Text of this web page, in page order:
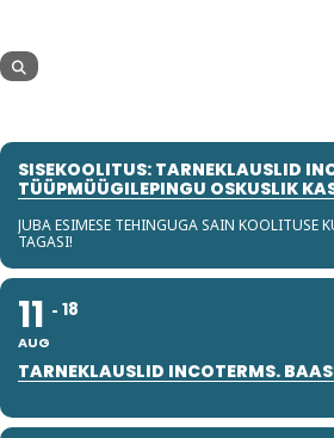
SISEKOOLITUS: TARNEKLAUSLID
TÜÜPMÜÜGILEPINGU OSKUSLIK
JUBA ESIMESE TEHINGUGA SAIN KOOLITUSE
TAGASI!
11
AUG
18
TARNEKLAUSLID INCOTERMS.